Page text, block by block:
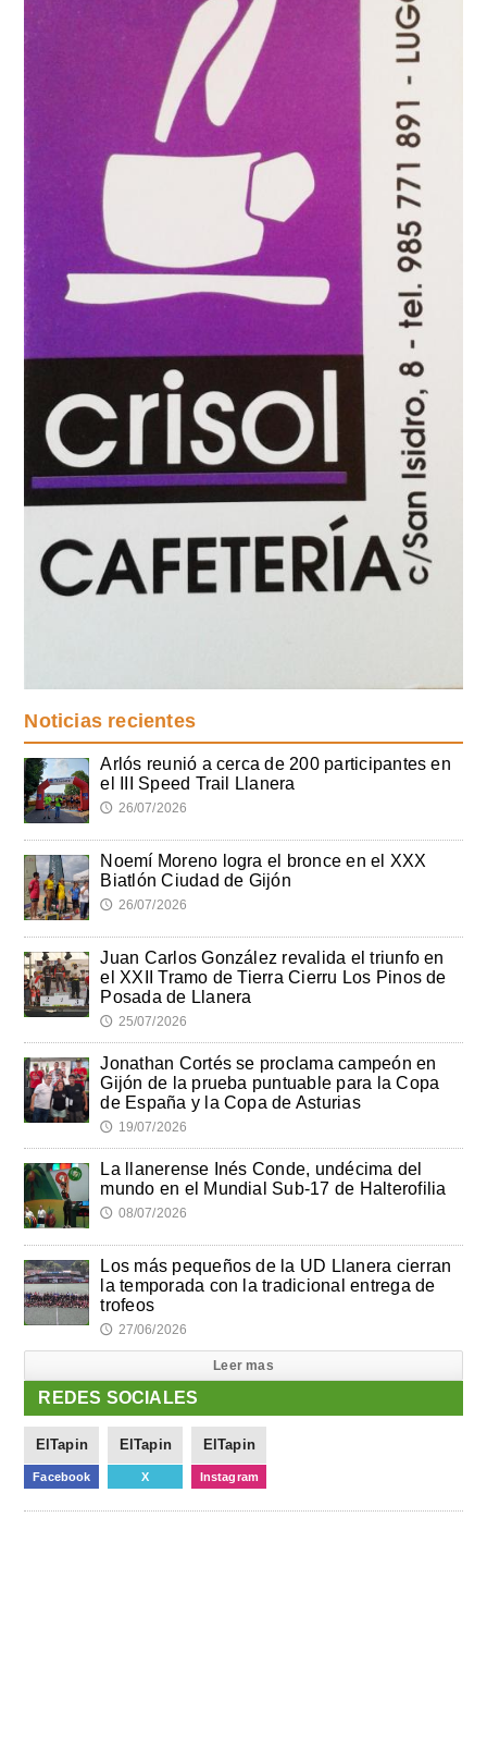
Noticias recientes
Arlós reunió a cerca de 200 participantes en
el III Speed Trail Llanera
🕔 26/07/2026
Noemí Moreno logra el bronce en el XXX
Biatlón Ciudad de Gijón
🕔 26/07/2026
Juan Carlos González revalida el triunfo en
el XXII Tramo de Tierra Cierru Los Pinos de
Posada de Llanera
🕔 25/07/2026
Jonathan Cortés se proclama campeón en
Gijón de la prueba puntuable para la Copa
de España y la Copa de Asturias
🕔 19/07/2026
La llanerense Inés Conde, undécima del
mundo en el Mundial Sub-17 de Halterofilia
🕔 08/07/2026
Los más pequeños de la UD Llanera cierran
la temporada con la tradicional entrega de
trofeos
🕔 27/06/2026
Leer mas
REDES SOCIALES
ElTapin
Facebook
ElTapin
X
ElTapin
Instagram